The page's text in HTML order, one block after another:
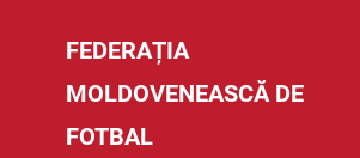
FEDERAȚIA
MOLDOVENEASCĂ DE
FOTBAL